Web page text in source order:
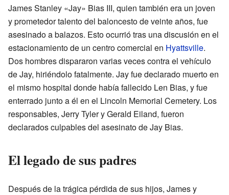
James Stanley «Jay» Bias III, quien también era un joven
y prometedor talento del baloncesto de veinte años, fue
asesinado a balazos. Esto ocurrió tras una discusión en el
estacionamiento de un centro comercial en Hyattsville.
Dos hombres dispararon varias veces contra el vehículo
de Jay, hiriéndolo fatalmente. Jay fue declarado muerto en
el mismo hospital donde había fallecido Len Bias, y fue
enterrado junto a él en el Lincoln Memorial Cemetery. Los
responsables, Jerry Tyler y Gerald Eiland, fueron
declarados culpables del asesinato de Jay Bias.
El legado de sus padres
Después de la trágica pérdida de sus hijos, James y